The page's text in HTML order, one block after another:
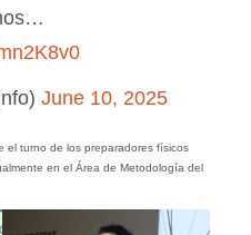
June 10, 2025
el turno de los preparadores físicos
en el Área de Metodología del